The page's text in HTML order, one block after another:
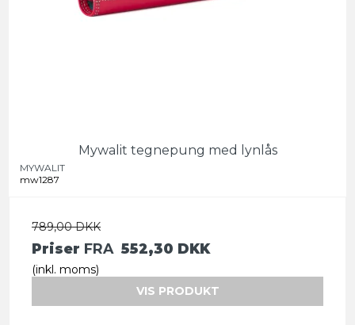
Mywalit tegnepung med lynlås
MYWALIT
mw1287
789,00 DKK
Priser FRA 552,30 DKK
(inkl. moms)
VIS PRODUKT